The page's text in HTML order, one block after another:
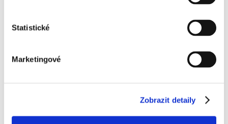
Statistické
Marketingové
Zobrazit detaily
energii neustále, i když je panel zastíněn
Kompletní specifikace (Longi 525)